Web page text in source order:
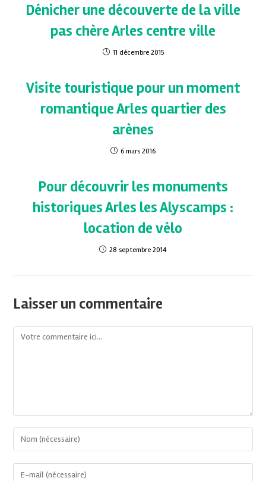
Dénicher une découverte de la ville
pas chère Arles centre ville
11 décembre 2015
Visite touristique pour un moment
romantique Arles quartier des
arènes
6 mars 2016
Pour découvrir les monuments
historiques Arles les Alyscamps :
location de vélo
28 septembre 2014
Laisser un commentaire